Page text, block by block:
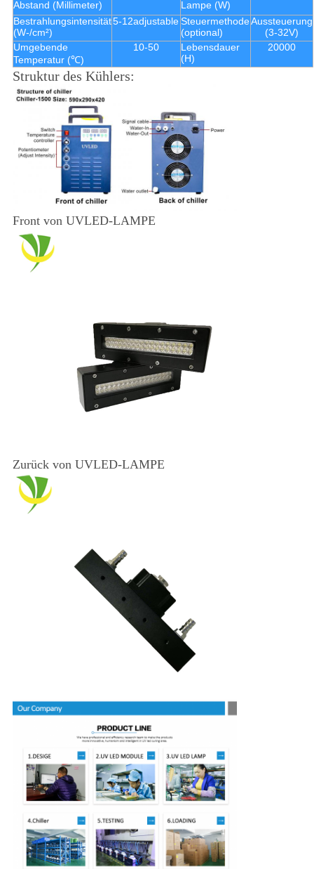
Abstand (Millimeter)
Lampe (W)
Bestrahlungsintensität
(W-/cm²)
5-12adjustableSteuermethode
(optional)
Aussteuerung
(3-32V)
Umgebende
Temperatur (℃)
10-50
Lebensdauer
(H)
20000
Struktur des Kühlers:
Front von UVLED-LAMPE
Zurück von UVLED-LAMPE